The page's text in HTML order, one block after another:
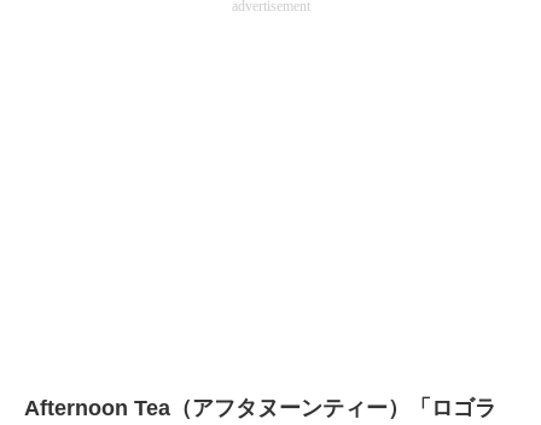
advertisement
Afternoon Tea（アフタヌーンティー）「ロゴラ